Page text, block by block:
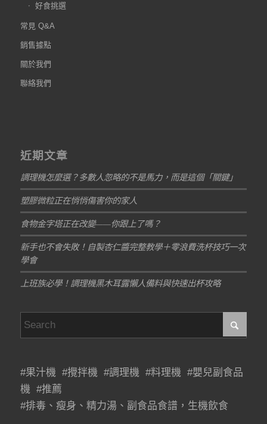
好食挑選
常見 Q&A
銷售據點
關於我們
聯絡我們
近期文章
調理機怎麼選？多數人忽略的不是馬力，而是這個「關鍵」
塑膠微粒正在悄悄傷害你的家人
食物金字塔正在改變——你跟上了嗎？
新手也不會失敗！自製杏仁醬完整教學＋零浪費洗杯技巧一次
學會
上班族必學！調理機黑木耳露懶人備料與快速出杯攻略
#果汁機 #攪拌機 #調理機 #料理機 #嬰兒副食品
機 #推薦
#排毒、瘦身、精力湯、副食品食譜，生機飲食